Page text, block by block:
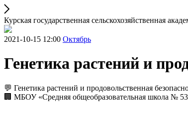
Курская государственная сельскохозяйственная
2021-10-15 12:00 Октябрь
Генетика растений и
💬 Генетика растений и продовольственная
🏢 МБОУ «Средняя общеобразовательная школа №